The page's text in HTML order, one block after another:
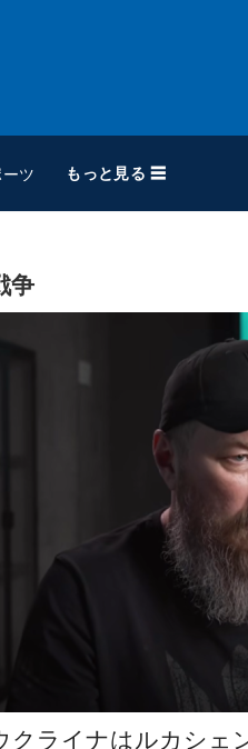
ツ もっと見る ☰
ウクルイ
コンタクト
争
クライナはルカシェ